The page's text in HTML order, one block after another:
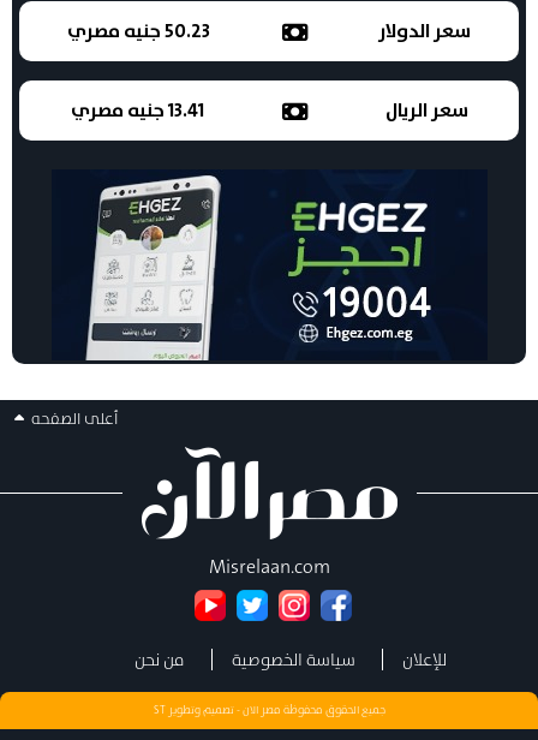
سعر الدولار 50.23 جنيه مصري
سعر الريال 13.41 جنيه مصري
أعلى الصفحه
Misrelaan.com
للإعلان سياسة الخصوصية من نحن
جميع الحقوق محفوظة مصر الان - تصميم وتطويرST